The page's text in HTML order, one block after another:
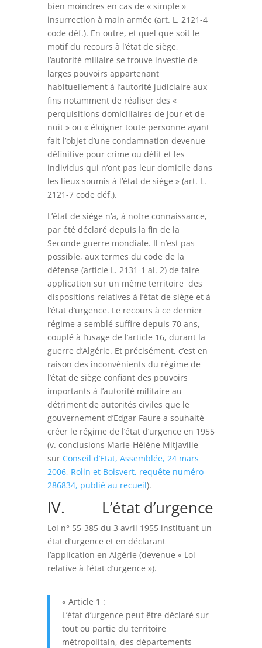
bien moindres en cas de « simple »
insurrection à main armée (art. L. 2121-4
code déf.). En outre, et quel que soit le
motif du recours à l’état de siège,
l’autorité miliaire se trouve investie de
larges pouvoirs appartenant
habituellement à l’autorité judiciaire aux
fins notamment de réaliser des «
perquisitions domiciliaires de jour et de
nuit » ou « éloigner toute personne ayant
fait l’objet d’une condamnation devenue
définitive pour crime ou délit et les
individus qui n’ont pas leur domicile dans
les lieux soumis à l’état de siège » (art. L.
2121-7 code déf.).
L’état de siège n’a, à notre connaissance,
par été déclaré depuis la fin de la
Seconde guerre mondiale. Il n’est pas
possible, aux termes du code de la
défense (article L. 2131-1 al. 2) de faire
application sur un même territoire des
dispositions relatives à l’état de siège et à
l’état d’urgence. Le recours à ce dernier
régime a semblé suffire depuis 70 ans,
couplé à l’usage de l’article 16, durant la
guerre d’Algérie. Et précisément, c’est en
raison des inconvénients du régime de
l’état de siège confiant des pouvoirs
importants à l’autorité militaire au
détriment de autorités civiles que le
gouvernement d’Edgar Faure a souhaité
créer le régime de l’état d’urgence en 1955
(v. conclusions Marie-Hélène Mitjaville
sur Conseil d’Etat, Assemblée, 24 mars
2006, Rolin et Boisvert, requête numéro
286834, publié au recueil).
IV. L’état d’urgence
Loi n° 55-385 du 3 avril 1955 instituant un
état d’urgence et en déclarant
l’application en Algérie (devenue « Loi
relative à l’état d’urgence »).
« Article 1 :
L’état d’urgence peut être déclaré sur
tout ou partie du territoire
métropolitain, des départements